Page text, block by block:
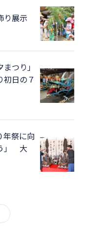
り展示
つり」
日の７
年祭に向
」 大